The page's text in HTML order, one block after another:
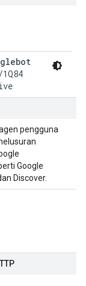
pengguna
Google
Discover.